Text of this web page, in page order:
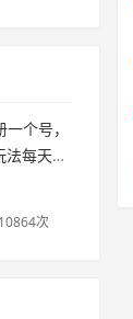
个号，
每天20
次